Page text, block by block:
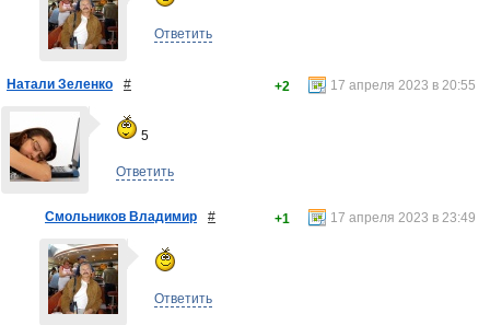
Ответить
Натали Зеленко # 17 апреля 2023 в 20:55
+2
5
Ответить
Смольников Владимир # 17 апреля 2023 в 23:49
+1
Ответить